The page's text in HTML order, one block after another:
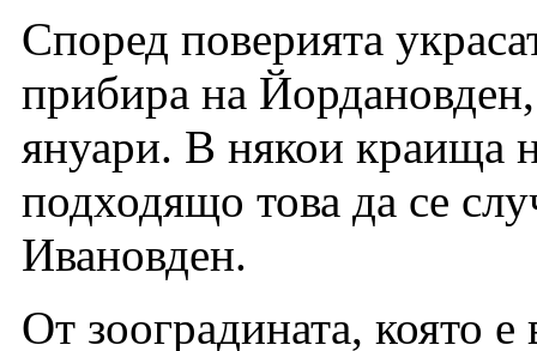
Според поверията
прибира на
януари. В някои краища
подходящо това да се
Ивановден.
От зооградината, която